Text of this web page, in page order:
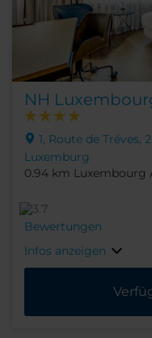
NH
1, Route de Tréves,
Luxemburg
0.94 km Luxembourg
Bewertungen
Infos anzeigen